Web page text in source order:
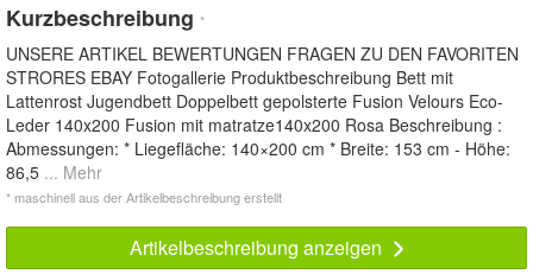
Kurzbeschreibung *
UNSERE ARTIKEL BEWERTUNGEN FRAGEN ZU DEN FAVORITEN
STRORES EBAY Fotogallerie Produktbeschreibung Bett mit
Lattenrost Jugendbett Doppelbett gepolsterte Fusion Velours Eco-
Leder 140x200 Fusion mit matratze140x200 Rosa Beschreibung :
Abmessungen: * Liegefläche: 140×200 cm * Breite: 153 cm - Höhe:
86,5 ... Mehr
* maschinell aus der Artikelbeschreibung erstellt
Artikelbeschreibung anzeigen